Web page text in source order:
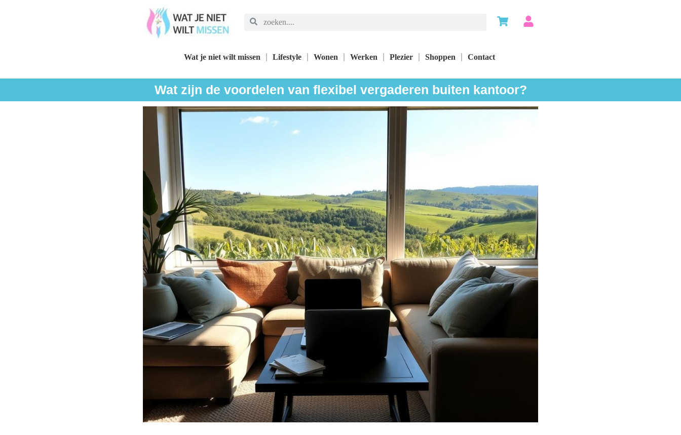
Wat je niet wilt missen Lifestyle Wonen Werken Plezier Shoppen Contact
Wat zijn de voordelen van flexibel vergaderen buiten kantoor?